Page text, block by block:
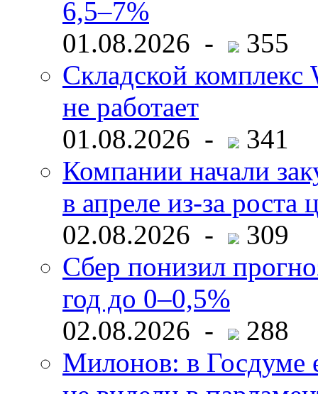
6,5–7%
01.08.2026 -
355
Складской комплекс
не работает
01.08.2026 -
341
Компании начали
в апреле из-за роста
02.08.2026 -
309
Сбер понизил
год до 0–0,5%
02.08.2026 -
288
Милонов: в Госдуме